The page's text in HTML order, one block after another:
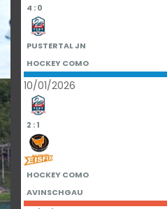
4 : 0
PUSTERTAL JN
HOCKEY COMO
10/01/2026
2 : 1
HOCKEY COMO
AVINSCHGAU